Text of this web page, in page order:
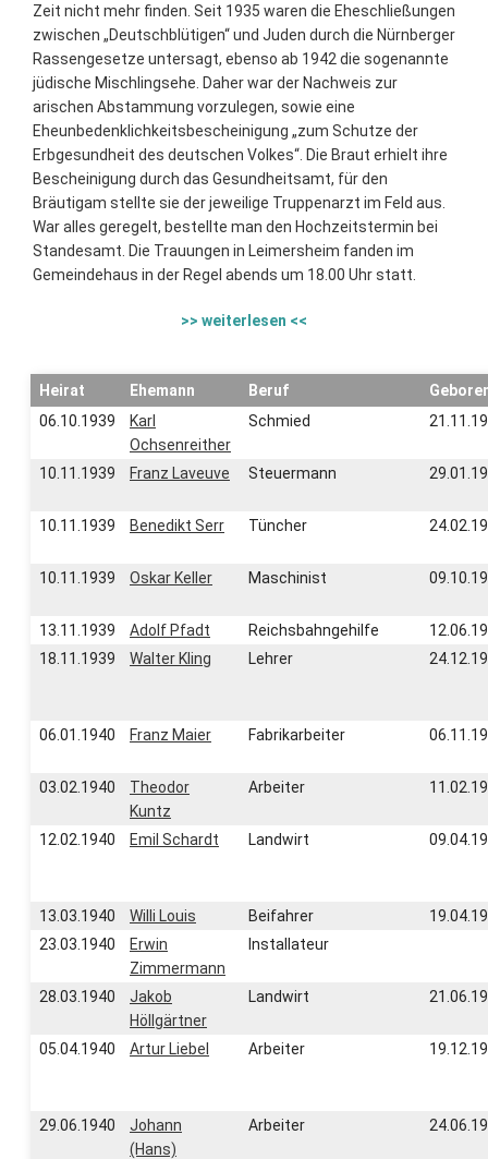
Zeit nicht mehr finden. Seit 1935 waren die Eheschließungen
zwischen „Deutschblütigen“ und Juden durch die Nürnberger
Rassengesetze untersagt, ebenso ab 1942 die sogenannte
jüdische Mischlingsehe. Daher war der Nachweis zur
arischen Abstammung vorzulegen, sowie eine
Eheunbedenklichkeitsbescheinigung „zum Schutze der
Erbgesundheit des deutschen Volkes“. Die Braut erhielt ihre
Bescheinigung durch das Gesundheitsamt, für den
Bräutigam stellte sie der jeweilige Truppenarzt im Feld aus.
War alles geregelt, bestellte man den Hochzeitstermin bei
Standesamt. Die Trauungen in Leimersheim fanden im
Gemeindehaus in der Regel abends um 18.00 Uhr statt.
>> weiterlesen <<
Heirat Ehemann Beruf
06.10.1939
Karl
Ochsenreither
Schmied
10.11.1939 Franz Laveuve Steuermann
10.11.1939 Benedikt Serr Tüncher
10.11.1939 Oskar Keller Maschinist
13.11.1939 Adolf Pfadt Reichsbahngehilfe
18.11.1939
Walter Kling Lehrer
06.01.1940 Franz Maier Fabrikarbeiter
03.02.1940
Theodor
Kuntz
Arbeiter
12.02.1940 Emil Schardt Landwirt
13.03.1940 Willi Louis Beifahrer
23.03.1940
Erwin
Zimmermann
Installateur
28.03.1940
Jakob
Höllgärtner
Landwirt
05.04.1940 Artur Liebel Arbeiter
29.06.1940
Johann
(Hans)
Arbeiter